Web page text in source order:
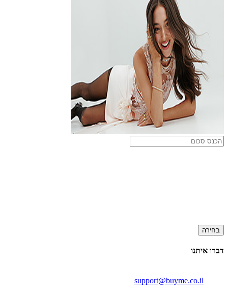
בחירה
דברו איתנו
support@buyme.co.il